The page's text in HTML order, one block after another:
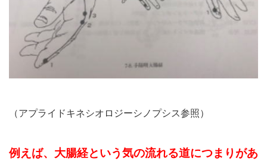
（アプライドキネシオロジーシノプシス参照）
例えば、大腸経という気の流れる道につまりがあ